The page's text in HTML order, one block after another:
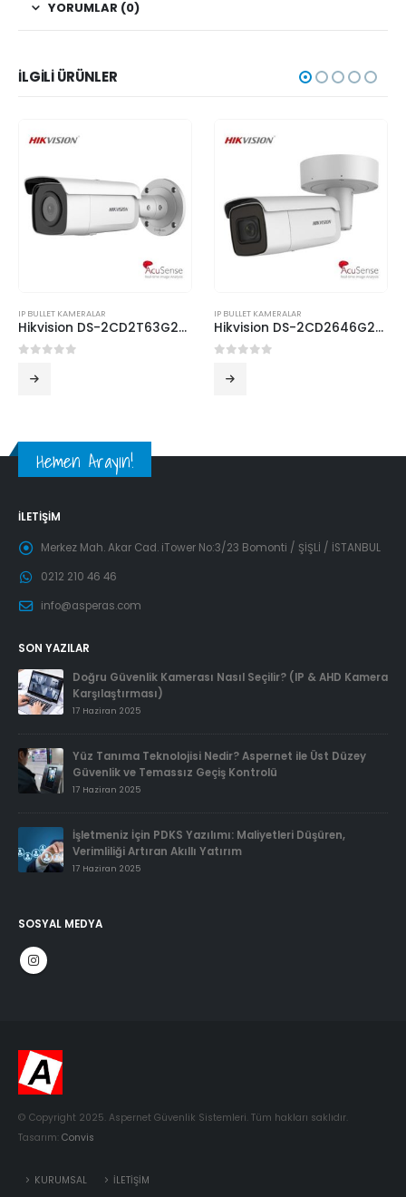
YORUMLAR (0)
İLGILI ÜRÜNLER
IP BULLET KAMERALAR
Hikvision DS-2CD2T63G2-2I 6MP IP IR Bullet Kamera
IP BULLET KAMERALAR
Hikvision DS-2CD2646G2T-IZS 4MP AcuSense Motorize IP IR Bullet Kamera
Hemen Arayın!
İLETIŞIM
Merkez Mah. Akar Cad. iTower No:3/23 Bomonti / ŞİŞLİ / İSTANBUL
0212 210 46 46
info@asperas.com
SON YAZILAR
Doğru Güvenlik Kamerası Nasıl Seçilir? (IP & AHD Kamera
Karşılaştırması)
17 Haziran 2025
Yüz Tanıma Teknolojisi Nedir? Aspernet ile Üst Düzey
Güvenlik ve Temassız Geçiş Kontrolü
17 Haziran 2025
İşletmeniz İçin PDKS Yazılımı: Maliyetleri Düşüren,
Verimliliği Artıran Akıllı Yatırım
17 Haziran 2025
SOSYAL MEDYA
© Copyright 2025. Aspernet Güvenlik Sistemleri. Tüm hakları saklıdır.
Tasarım: Convis
KURUMSAL İLETİŞİM